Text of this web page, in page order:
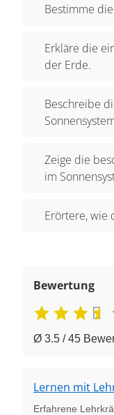
Bestimme
Erkläre die
der Erde.
Beschreibe
Zeige die
im
Erörtere, wie
Bewertung
Ø 3.5 / 45
Lernen mit
Erfahrene